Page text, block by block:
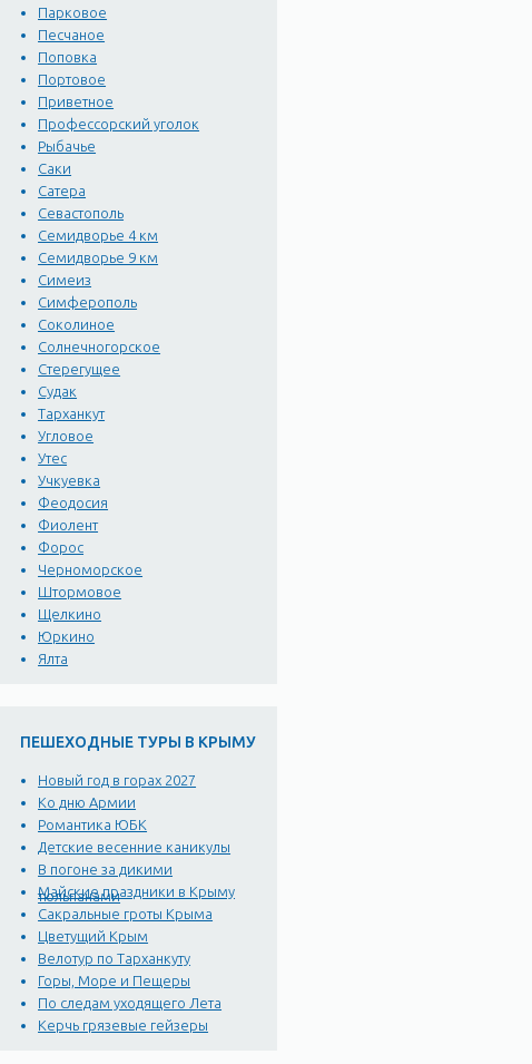
Парковое
Песчаное
Поповка
Портовое
Приветное
Профессорский уголок
Рыбачье
Саки
Сатера
Севастополь
Семидворье 4 км
Семидворье 9 км
Симеиз
Симферополь
Соколиное
Солнечногорское
Стерегущее
Судак
Тарханкут
Угловое
Утес
Учкуевка
Феодосия
Фиолент
Форос
Черноморское
Штормовое
Щелкино
Юркино
Ялта
ПЕШЕХОДНЫЕ ТУРЫ В КРЫМУ
Новый год в горах 2027
Ко дню Армии
Романтика ЮБК
Детские весенние каникулы
В погоне за дикими
тюльпанами
Майские праздники в Крыму
Сакральные гроты Крыма
Цветущий Крым
Велотур по Тарханкуту
Горы, Море и Пещеры
По следам уходящего Лета
Керчь грязевые гейзеры